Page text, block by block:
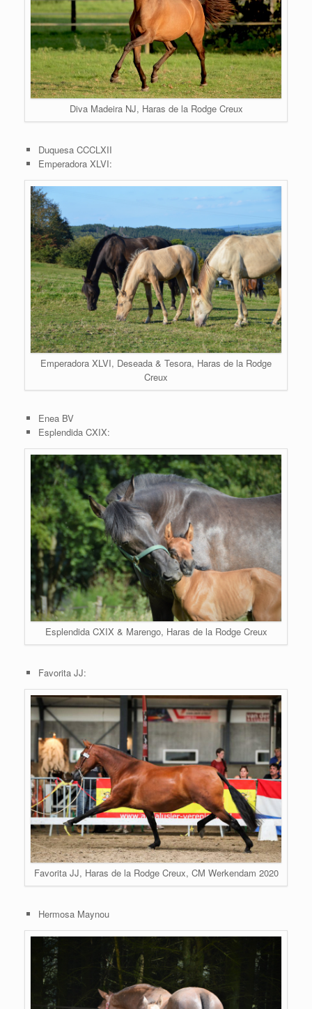
Diva Madeira NJ, Haras de la Rodge Creux
Duquesa CCCLXII
Emperadora XLVI:
Emperadora XLVI, Deseada & Tesora, Haras de la Rodge
Creux
Enea BV
Esplendida CXIX:
Esplendida CXIX & Marengo, Haras de la Rodge Creux
Favorita JJ:
Favorita JJ, Haras de la Rodge Creux, CM Werkendam 2020
Hermosa Maynou